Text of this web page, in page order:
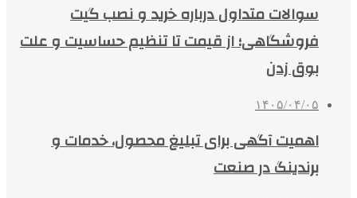
سوالات متداول درباره خرید و نصب گیت
فروشگاهی؛ از قیمت تا تنظیم حساسیت و علت
بوق زدن
۱۴۰۵/۰۴/۰۵
اهمیت آگهی برای تبلیغ محصول، خدمات و
برندینگ در صنعت